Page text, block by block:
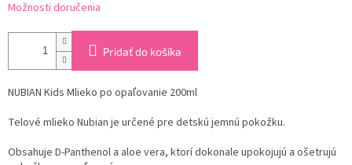
Možnosti doručenia
Pridať do košíka
NUBIAN Kids Mlieko po opaľovanie 200ml
Telové mlieko Nubian je určené pre detskú jemnú pokožku.
Obsahuje D-Panthenol a aloe vera, ktorí dokonale upokojujú a ošetrujú